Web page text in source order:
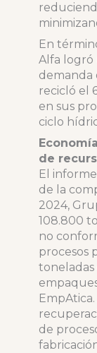
En
Alfa logró
demanda
recicló el
en sus
ciclo
de
El
de la
2024,
108.800
no
procesos
toneladas
de